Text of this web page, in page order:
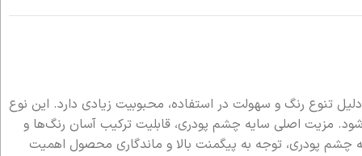
تنوع رنگ و سهولت در استفاده، محبوبیت زیادی دارد. این نوع
مزیت اصلی سایه چشم پودری، قابلیت ترکیب آسان رنگ‌ها و
چشم پودری، توجه به پیگمنت بالا و ماندگاری محصول اهمیت